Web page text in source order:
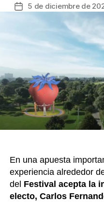
c
e
b
o
o
k
Fecha
entrada
5 de diciembre de
En una apuesta
experiencia alrededor
del Festival acepta la
electo, Carlos